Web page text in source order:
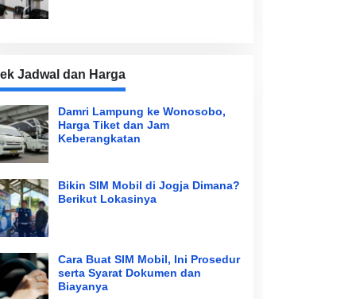
Jadwal dan Harga
Damri Lampung ke Wonosobo,
Harga Tiket dan Jam
Keberangkatan
Bikin SIM Mobil di Jogja Dimana?
Berikut Lokasinya
Cara Buat SIM Mobil, Ini Prosedur
serta Syarat Dokumen dan
Biayanya